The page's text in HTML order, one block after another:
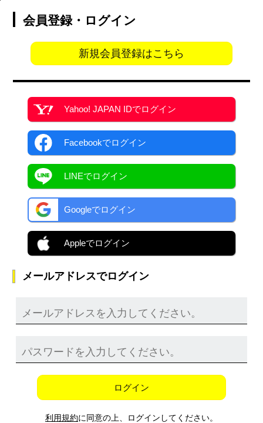
会員登録・ログイン
新規会員登録はこちら
Yahoo! JAPAN IDでログイン
Facebookでログイン
LINEでログイン
Googleでログイン
Appleでログイン
メールアドレスでログイン
ログイン
利用規約に同意の上、ログインしてください。